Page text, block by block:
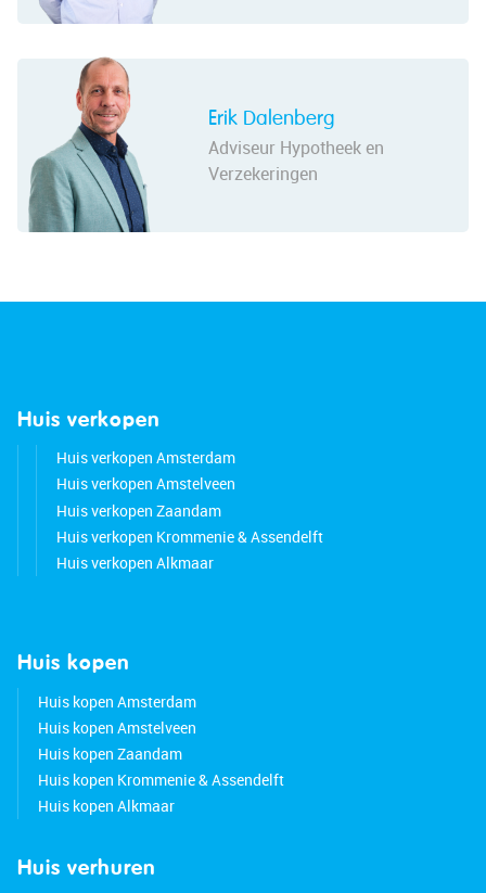
Erik Dalenberg
Adviseur Hypotheek en
Verzekeringen
Huis verkopen
Huis verkopen Amsterdam
Huis verkopen Amstelveen
Huis verkopen Zaandam
Huis verkopen Krommenie & Assendelft
Huis verkopen Alkmaar
Huis kopen
Huis kopen Amsterdam
Huis kopen Amstelveen
Huis kopen Zaandam
Huis kopen Krommenie & Assendelft
Huis kopen Alkmaar
Huis verhuren